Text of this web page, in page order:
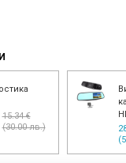
Видеорегистратор с 2
камери, Black Box, Full
HD
28.12 €